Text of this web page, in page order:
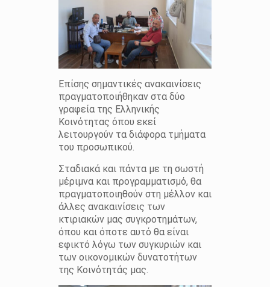
Επίσης σημαντικές ανακαινίσεις
πραγματοποιήθηκαν στα δύο
γραφεία της Ελληνικής
Κοινότητας όπου εκεί
λειτουργούν τα διάφορα τμήματα
του προσωπικού.
Σταδιακά και πάντα με τη σωστή
μέριμνα και προγραμματισμό, θα
πραγματοποιηθούν στη μέλλον και
άλλες ανακαινίσεις των
κτιριακών μας συγκροτημάτων,
όπου και όποτε αυτό θα είναι
εφικτό λόγω των συγκυριών και
των οικονομικών δυνατοτήτων
της Κοινότητάς μας.